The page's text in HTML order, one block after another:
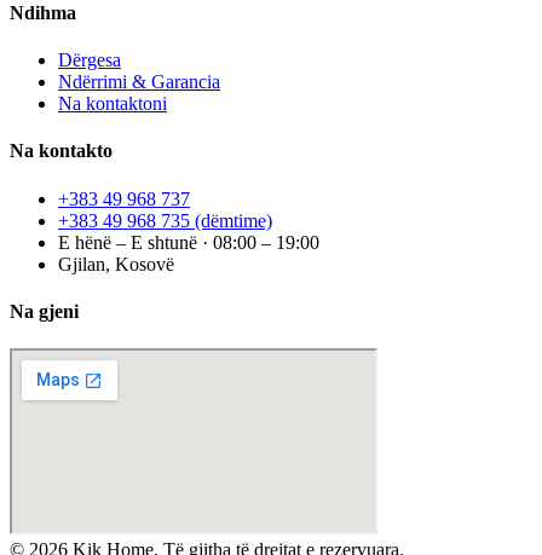
Ndihma
Dërgesa
Ndërrimi & Garancia
Na kontaktoni
Na kontakto
+383 49 968 737
+383 49 968 735 (dëmtime)
E hënë – E shtunë · 08:00 – 19:00
Gjilan, Kosovë
Na gjeni
© 2026 Kik Home. Të gjitha të drejtat e rezervuara.